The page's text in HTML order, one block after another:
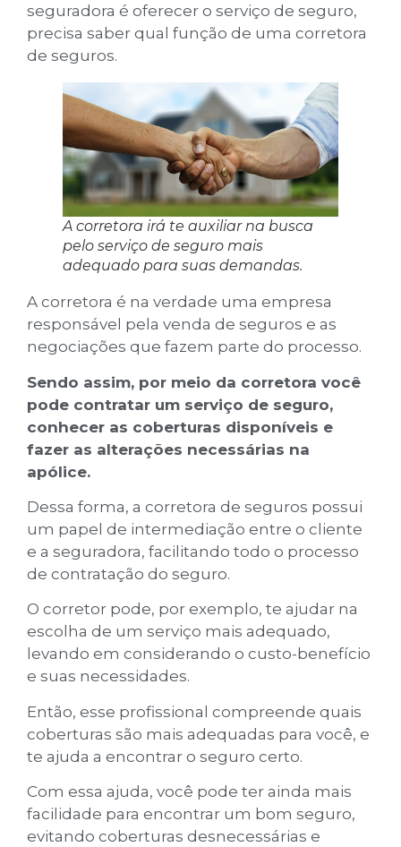
seguradora é oferecer o serviço de seguro,
precisa saber qual função de uma corretora
de seguros.
A corretora irá te auxiliar na busca
pelo serviço de seguro mais
adequado para suas demandas.
A corretora é na verdade uma empresa
responsável pela venda de seguros e as
negociações que fazem parte do processo.
Sendo assim, por meio da corretora você
pode contratar um serviço de seguro,
conhecer as coberturas disponíveis e
fazer as alterações necessárias na
apólice.
Dessa forma, a corretora de seguros possui
um papel de intermediação entre o cliente
e a seguradora, facilitando todo o processo
de contratação do seguro.
O corretor pode, por exemplo, te ajudar na
escolha de um serviço mais adequado,
levando em considerando o custo-benefício
e suas necessidades.
Então, esse profissional compreende quais
coberturas são mais adequadas para você, e
te ajuda a encontrar o seguro certo.
Com essa ajuda, você pode ter ainda mais
facilidade para encontrar um bom seguro,
evitando coberturas desnecessárias e